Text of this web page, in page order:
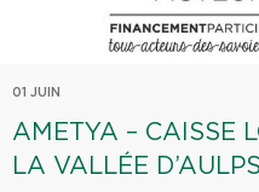
01 JUIN
AMETYA – CAISSE
LA VALLÉE D’AULPS